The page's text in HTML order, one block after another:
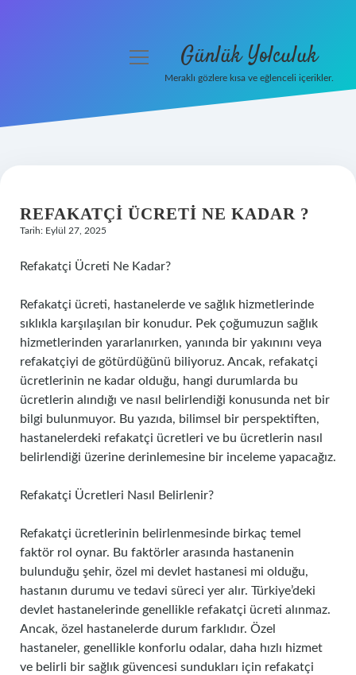
Hakkımızda
menüyü
Günlük Yolculuk
Meraklı gözlere kısa ve eğlenceli içerikler.
REFAKATÇI ÜCRETI NE KADAR ?
Tarih: Eylül 27, 2025
Refakatçi Ücreti Ne Kadar?
Refakatçi ücreti, hastanelerde ve sağlık hizmetlerinde
sıklıkla karşılaşılan bir konudur. Pek çoğumuzun sağlık
hizmetlerinden yararlanırken, yanında bir yakınını veya
refakatçiyi de götürdüğünü biliyoruz. Ancak, refakatçi
ücretlerinin ne kadar olduğu, hangi durumlarda bu
ücretlerin alındığı ve nasıl belirlendiği konusunda net bir
bilgi bulunmuyor. Bu yazıda, bilimsel bir perspektiften,
hastanelerdeki refakatçi ücretleri ve bu ücretlerin nasıl
belirlendiği üzerine derinlemesine bir inceleme yapacağız.
Refakatçi Ücretleri Nasıl Belirlenir?
Refakatçi ücretlerinin belirlenmesinde birkaç temel
faktör rol oynar. Bu faktörler arasında hastanenin
bulunduğu şehir, özel mi devlet hastanesi mi olduğu,
hastanın durumu ve tedavi süreci yer alır. Türkiye’deki
devlet hastanelerinde genellikle refakatçi ücreti alınmaz.
Ancak, özel hastanelerde durum farklıdır. Özel
hastaneler, genellikle konforlu odalar, daha hızlı hizmet
ve belirli bir sağlık güvencesi sundukları için refakatçi